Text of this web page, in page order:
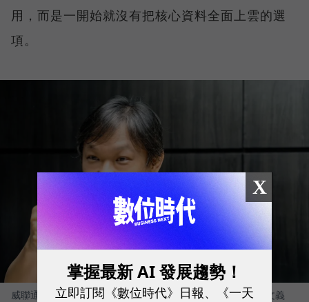
用，而是一開始就沒有把核心資料全面上雲的選
項。
威聯通科技（QNAP）總經理暨威強電集團（IEI）董事長 劉文義
X
掌握最新 AI 發展趨勢！
立即訂閱《數位時代》日報、《一天